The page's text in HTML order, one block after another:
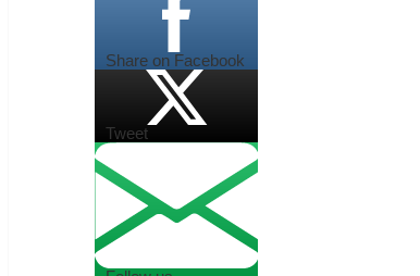
Share on Facebook
Tweet